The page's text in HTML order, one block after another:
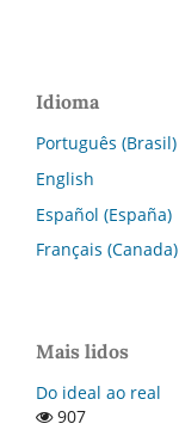
Idioma
Português (Brasil)
English
Español (España)
Français (Canada)
Mais lidos
Do ideal ao real
907